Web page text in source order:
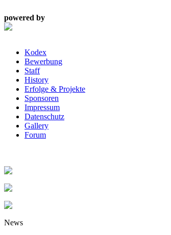
powered by
Kodex
Bewerbung
Staff
History
Erfolge & Projekte
Sponsoren
Impressum
Datenschutz
Gallery
Forum
News